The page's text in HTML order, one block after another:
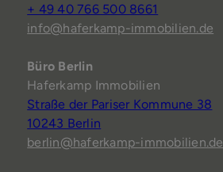
+ 49 40 766 500 8661
info@haferkamp-immobilien.de
Büro Berlin
Haferkamp Immobilien
Straße der Pariser Kommune 38
10243 Berlin
berlin@haferkamp-immobilien.de